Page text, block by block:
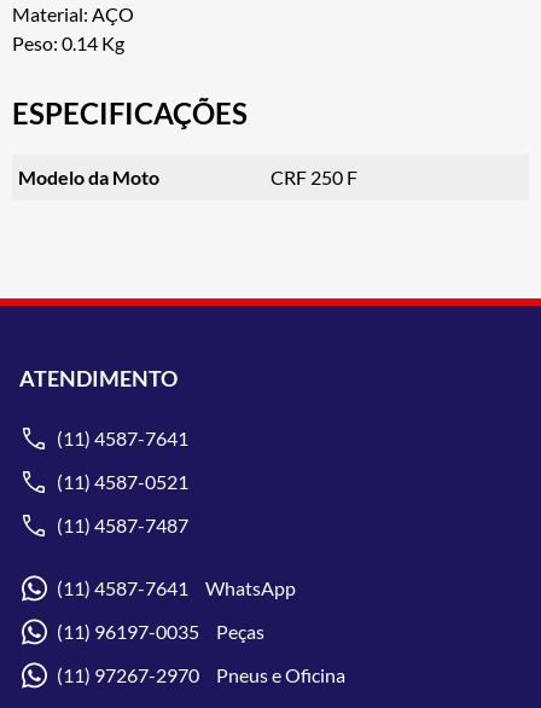
Material: AÇO
Peso: 0.14 Kg
ESPECIFICAÇÕES
Modelo da Moto CRF 250 F
ATENDIMENTO
(11) 4587-7641
(11) 4587-0521
(11) 4587-7487
(11) 4587-7641 WhatsApp
(11) 96197-0035 Peças
(11) 97267-2970 Pneus e Oficina